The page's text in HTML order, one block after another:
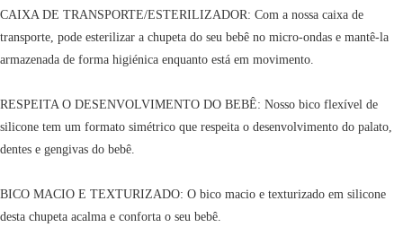
CAIXA DE TRANSPORTE/ESTERILIZADOR: Com a nossa caixa de
transporte, pode esterilizar a chupeta do seu bebê no micro-ondas e mantê-la
armazenada de forma higiénica enquanto está em movimento.
RESPEITA O DESENVOLVIMENTO DO BEBÊ: Nosso bico flexível de
silicone tem um formato simétrico que respeita o desenvolvimento do palato,
dentes e gengivas do bebê.
BICO MACIO E TEXTURIZADO: O bico macio e texturizado em silicone
desta chupeta acalma e conforta o seu bebê.